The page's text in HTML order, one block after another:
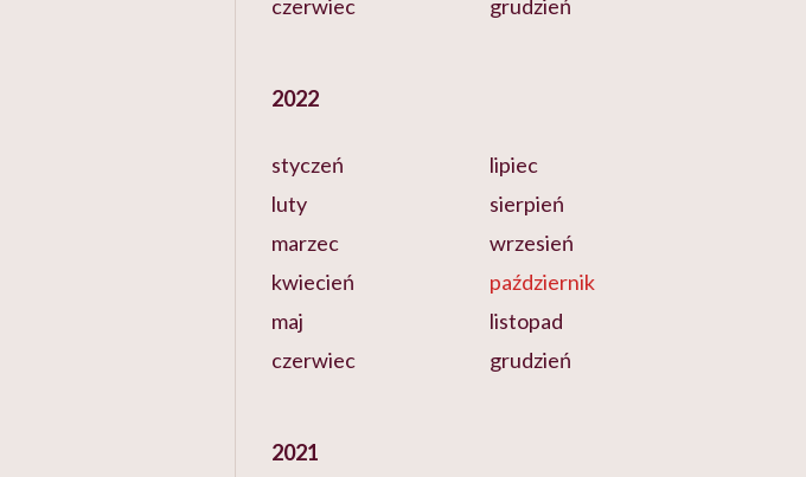
czerwiec
grudzień
2022
styczeń
luty
marzec
kwiecień
maj
czerwiec
lipiec
sierpień
wrzesień
październik
listopad
grudzień
2021